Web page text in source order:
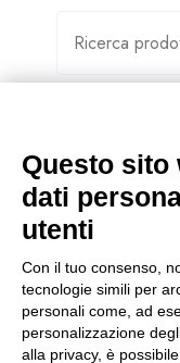
Categorie
Categorie
Questo sito
dati
utenti
Con il tuo consenso,
tecnologie simili per
personali come, ad
personalizzazione
alla privacy, è